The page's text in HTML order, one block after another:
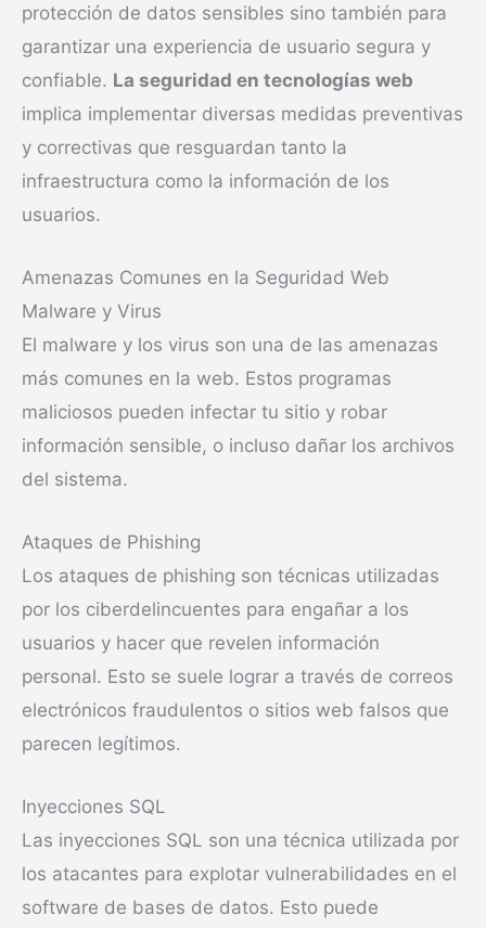
protección de datos sensibles sino también para
garantizar una experiencia de usuario segura y
confiable. La seguridad en tecnologías web
implica implementar diversas medidas preventivas
y correctivas que resguardan tanto la
infraestructura como la información de los
usuarios.
Amenazas Comunes en la Seguridad Web
Malware y Virus
El malware y los virus son una de las amenazas
más comunes en la web. Estos programas
maliciosos pueden infectar tu sitio y robar
información sensible, o incluso dañar los archivos
del sistema.
Ataques de Phishing
Los ataques de phishing son técnicas utilizadas
por los ciberdelincuentes para engañar a los
usuarios y hacer que revelen información
personal. Esto se suele lograr a través de correos
electrónicos fraudulentos o sitios web falsos que
parecen legítimos.
Inyecciones SQL
Las inyecciones SQL son una técnica utilizada por
los atacantes para explotar vulnerabilidades en el
software de bases de datos. Esto puede